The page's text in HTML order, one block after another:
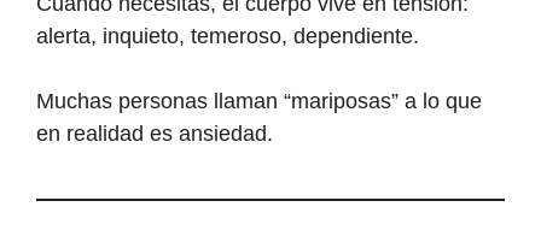
alerta, inquieto, temeroso, dependiente.
Muchas personas llaman “mariposas” a lo que
en realidad es ansiedad.